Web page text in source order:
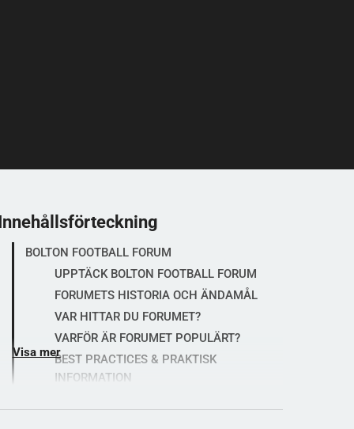
BOLTON FOOTBALL FORUM
UPPTÄCK BOLTON FOOTBALL FORUM
FORUMETS HISTORIA OCH ÄNDAMÅL
VAR HITTAR DU FORUMET?
VARFÖR ÄR FORUMET POPULÄRT?
BEST PRACTICES & PRAKTISK
INFORMATION
Visa mer